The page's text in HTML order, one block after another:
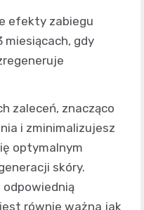
efekty zabiegu
miesiącach, gdy
zaleceń, znacząco
i zminimalizujesz
optymalnym
skóry.
równie ważna jak